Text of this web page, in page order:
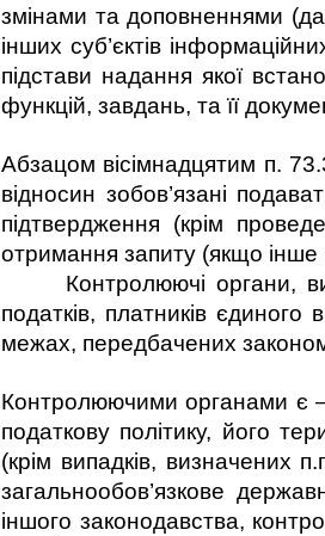
змінами та доповненнями
інших суб’єктів
підстави надання якої
функцій, завдань, та її
Абзацом вісімнадцятим п.
відносин зобов’язані
підтвердження (крім
отримання запиту (якщо
Контролюючі органи,
податків, платників
межах, передбачених
Контролюючими органами є –
податкову політику, його
(крім випадків, визначених
загальнообов’язкове
іншого законодавства,